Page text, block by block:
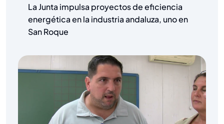
La Junta impulsa proyectos de eficiencia
energética en la industria andaluza, uno en
San Roque